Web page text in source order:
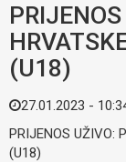
(U18)
27.01.2023 -
PRIJENOS UŽIVO:
(U18)